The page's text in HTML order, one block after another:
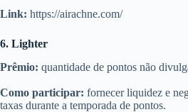
Link: https://airachne.com/
6. Lighter
Prêmio: quantidade de pontos não
Como participar: fornecer liquidez e
taxas durante a temporada de pontos.